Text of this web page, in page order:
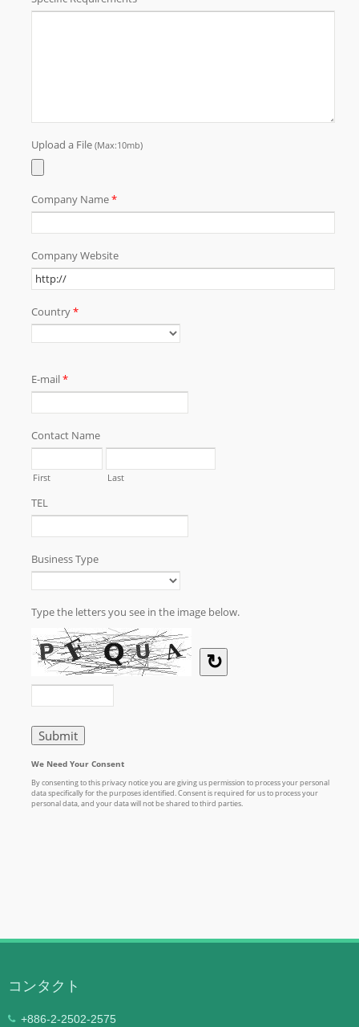
コンタクト
+886-2-2502-2575